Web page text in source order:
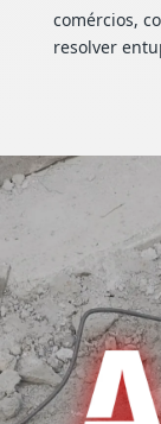
comércios,
resolver